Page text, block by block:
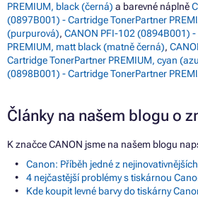
PREMIUM, black (černá) a barevné náplně
(0897B001) - Cartridge TonerPartner
(purpurová), CANON PFI-102 (0894B001)
PREMIUM, matt black (matně černá),
Cartridge TonerPartner PREMIUM, cyan
(0898B001) - Cartridge TonerPartner
Články na našem blogu o
K značce CANON jsme na našem blogu
Canon: Příběh jedné z
4 nejčastější problémy s tiskárnou
Kde koupit levné barvy do tiskárny